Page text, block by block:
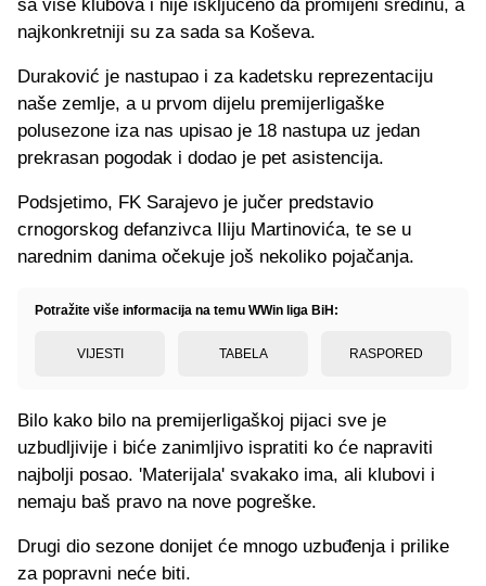
sa više klubova i nije isključeno da promijeni sredinu, a
najkonkretniji su za sada sa Koševa.
Duraković je nastupao i za kadetsku reprezentaciju
naše zemlje, a u prvom dijelu premijerligaške
polusezone iza nas upisao je 18 nastupa uz jedan
prekrasan pogodak i dodao je pet asistencija.
Podsjetimo, FK Sarajevo je jučer predstavio
crnogorskog defanzivca Iliju Martinovića, te se u
narednim danima očekuje još nekoliko pojačanja.
Potražite više informacija na temu WWin liga BiH:
VIJESTI TABELA RASPORED
Bilo kako bilo na premijerligaškoj pijaci sve je
uzbudljivije i biće zanimljivo ispratiti ko će napraviti
najbolji posao. 'Materijala' svakako ima, ali klubovi i
nemaju baš pravo na nove pogreške.
Drugi dio sezone donijet će mnogo uzbuđenja i prilike
za popravni neće biti.